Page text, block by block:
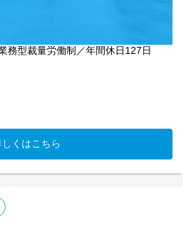
務型裁量労働制／年間休日127日
ますが、数多くの中規模のYouTube
化も行っており、さらにはInstagram
本最大級のクリエイターのデータベ
ジーとプロデュース力でその創造活
クリエイターへ価値提供する「イン
しくはこちら